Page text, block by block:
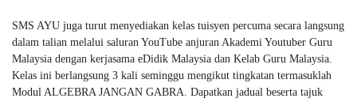
SMS AYU juga turut menyediakan kelas tuisyen percuma secara langsung
dalam talian melalui saluran YouTube anjuran Akademi Youtuber Guru
Malaysia dengan kerjasama eDidik Malaysia dan Kelab Guru Malaysia.
Kelas ini berlangsung 3 kali seminggu mengikut tingkatan termasuklah
Modul ALGEBRA JANGAN GABRA. Dapatkan jadual beserta tajuk